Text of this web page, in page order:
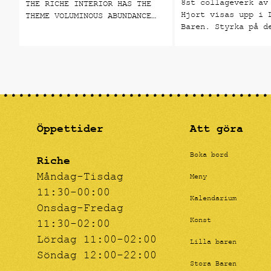
THE RICHE INTERIOR HAS THE
THEME VOLUMINOUS ABUNDANCE
STOCKHOLM IN 2013 BY A GROUP
ARTISTS. May 29 - August 18,
2018 Riche Lilla Baren
8st collageverk av
Hjort visas upp i
Baren. Styrka på
Öppettider
Riche
Måndag-Tisdag
11:30-00:00
Onsdag-Fredag
11:30-02:00
Lördag 11:00-02:00
Söndag 12:00-22:00
Att göra
Boka bord
Meny
Kalendarium
Konst
Lilla baren
Stora Baren